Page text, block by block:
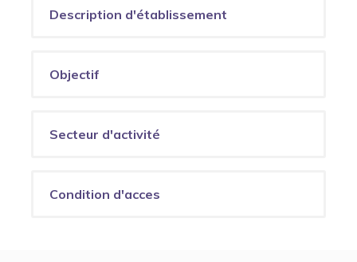
Description d'établissement
Objectif
Secteur d'activité
Condition d'acces